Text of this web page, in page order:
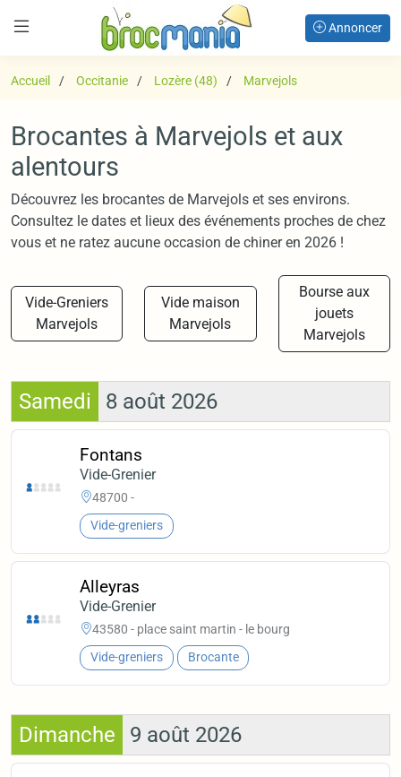
Annoncer
Accueil Occitanie Lozère (48) Marvejols
Brocantes à Marvejols et aux
alentours
Découvrez les brocantes de Marvejols et ses environs.
Consultez le dates et lieux des événements proches de chez
vous et ne ratez aucune occasion de chiner en 2026 !
Vide-Greniers
Marvejols
Vide maison
Marvejols
Bourse aux
jouets
Marvejols
Samedi 8 août 2026
Fontans
Vide-Grenier
48700 -
Vide-greniers
Alleyras
Vide-Grenier
43580 - place saint martin - le bourg
Vide-greniers Brocante
Dimanche 9 août 2026